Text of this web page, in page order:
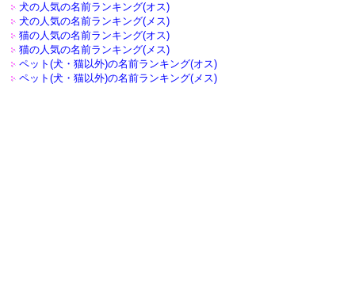
犬の人気の名前ランキング(オス)
犬の人気の名前ランキング(メス)
猫の人気の名前ランキング(オス)
猫の人気の名前ランキング(メス)
ペット(犬・猫以外)の名前ランキング(オス)
ペット(犬・猫以外)の名前ランキング(メス)